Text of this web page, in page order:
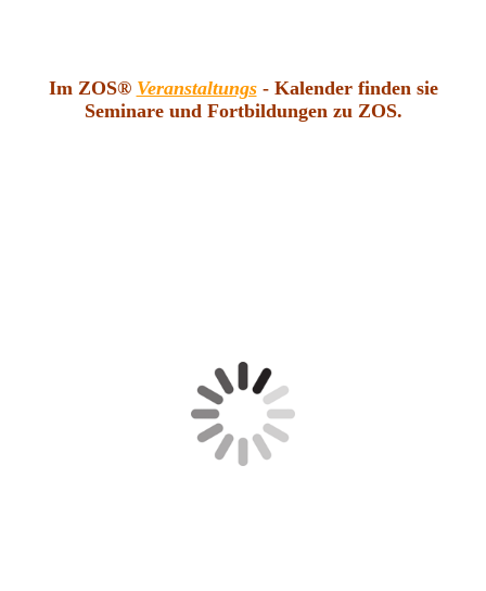
Im ZOS® Veranstaltungs- Kalender finden sie
Seminare und Fortbildungen zu ZOS.